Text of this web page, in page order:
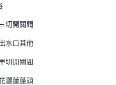
切開關閥
水口其他
切開關閥
灑蓮蓬頭